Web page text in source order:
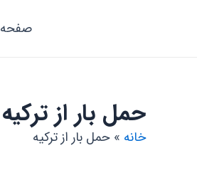
حمل بار از ترکیه
خانه
حمل بار از ترکیه